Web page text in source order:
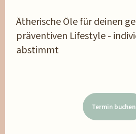
Ätherische Öle für deinen
präventiven Lifestyle -
abstimmt
Termin buchen